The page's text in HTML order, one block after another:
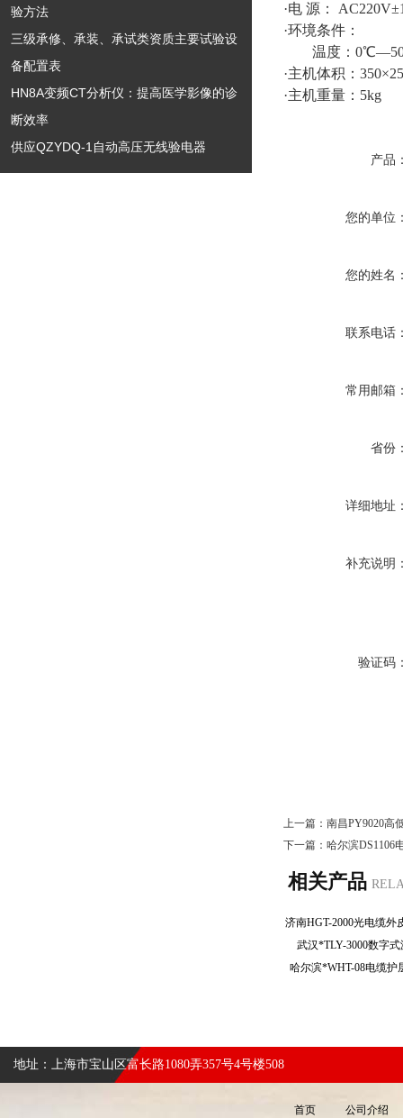
验方法
三级承修、承装、承试类资质主要试验设
备配置表
HN8A变频CT分析仪：提高医学影像的诊
断效率
供应QZYDQ-1自动高压无线验电器
·电 源：
·环境条件：
温度：0℃—50℃
·主机体积：
·主机重量：5kg
产品
您的单位
您的姓名
联系电话
常用邮箱
省份
详细地址
补充说明
验证码
上一篇： 南昌PY9020高
下一篇： 哈尔滨DS1106
相关产品
武汉*TLY-3000数字
哈尔滨*WHT-08电缆
地址：上海市宝山区富长路1080弄357号4号楼508
首页 公司介绍